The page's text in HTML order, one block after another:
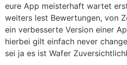
eure App meisterhaft wartet
weiters lest Bewertungen, von
ein verbesserte Version einer
hierbei gilt einfach never
sei ja es ist Wafer